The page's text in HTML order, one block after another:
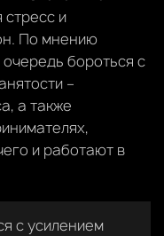
и
По мнению
бороться с
–
а также
и работают в
с усилением